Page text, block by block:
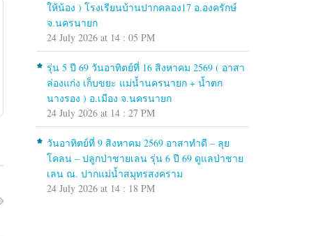
ให้น้อง ) โรงเรียนบ้านปากคลอง17 อ.องครักษ์
จ.นครนายก
24 July 2026 at 14 : 05 PM
รุ่น 5 ปี 69 วันอาทิตย์ที่ 16 สิงหาคม 2569 ( อาสา
ล่องแก่ง เก็บขยะ แม่น้ำนครนายก + น้ำตก
นางรอง ) อ.เมือง จ.นครนายก
24 July 2026 at 14 : 27 PM
วันอาทิตย์ที่ 9 สิงหาคม 2569 อาสาทำดี – ลุย
โคลน – ปลูกป่าชายเลน รุ่น 6 ปี 69 ดูแลป่าชาย
เลน ณ. ปากแม่น้ำสมุทรสงคราม
24 July 2026 at 14 : 18 PM